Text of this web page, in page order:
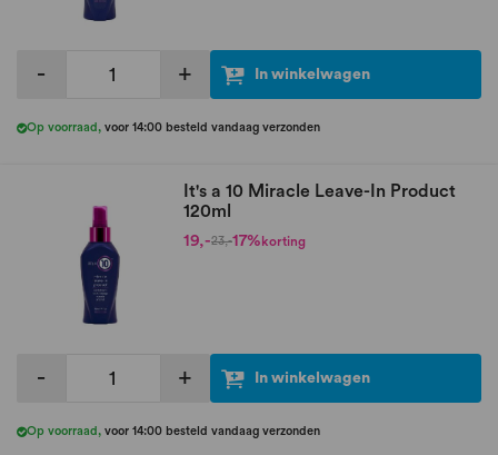
- + In winkelwagen
Op voorraad , voor 14:00 besteld vandaag verzonden
It's a 10 Miracle Leave-In Product
120ml
19,-23,-17% korting
- + In winkelwagen
Op voorraad , voor 14:00 besteld vandaag verzonden